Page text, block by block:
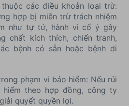
các điều khoản loại trừ:
hợp bị miễn trừ trách nhiệm
như tự tử, hành vi cố ý gây
chất kích thích, chiến tranh,
bệnh có sẵn hoặc bệnh di
phạm vi bảo hiểm: Nếu rủi
theo hợp đồng, công ty
quyết quyền lợi.